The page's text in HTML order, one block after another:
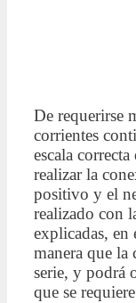
De requerirse
corrientes
escala
realizar la
positivo y el
realizado con
explicadas, en
manera que la
serie, y podrá
que se